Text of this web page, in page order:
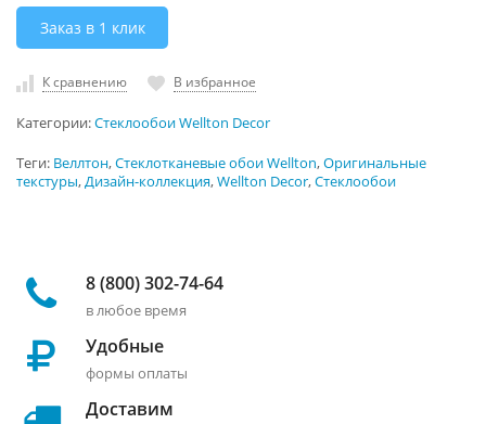
Заказ в 1 клик
К сравнению В избранное
Категории:Стеклообои Wellton Decor
Теги: Веллтон,Стеклотканевые обои Wellton,Оригинальные
текстуры,Дизайн-коллекция,Wellton Decor,Стеклообои
8 (800) 302-74-64
в любое время
Удобные
формы оплаты
Доставим